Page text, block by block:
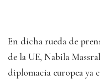
En dicha rueda de
de la UE, Nabila
diplomacia europea ya